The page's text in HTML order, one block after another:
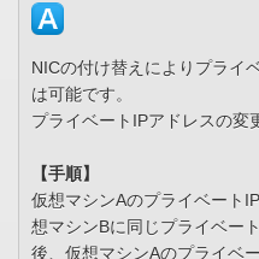
NICの付け替えによりプライ
は可能です。
プライベートIPアドレスの変
【手順】
仮想マシンAのプライベート
想マシンBに同じプライベー
後、仮想マシンAのプライベ